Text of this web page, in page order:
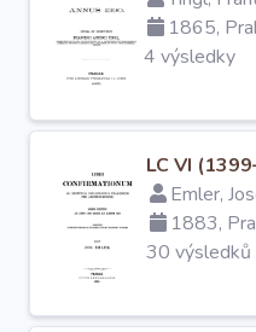
1865,
4 výsledky
LC VI
Emler,
1883,
30 výsledků